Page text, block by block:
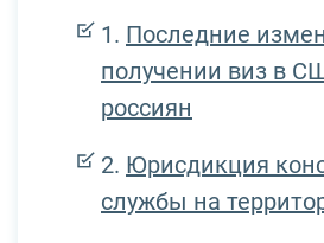
Последние
получении виз в
россиян
Юрисдикция
службы на